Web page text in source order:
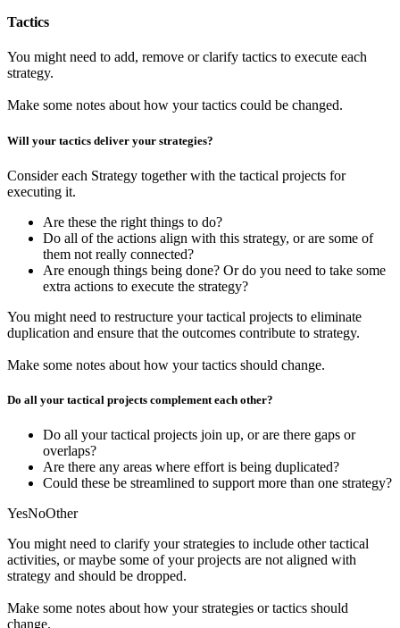
Tactics
You might need to add, remove or clarify tactics to execute each
strategy.
Make some notes about how your tactics could be changed.
Will your tactics deliver your strategies?
Consider each Strategy together with the tactical projects for
executing it.
Are these the right things to do?
Do all of the actions align with this strategy, or are some of
them not really connected?
Are enough things being done? Or do you need to take some
extra actions to execute the strategy?
You might need to restructure your tactical projects to eliminate
duplication and ensure that the outcomes contribute to strategy.
Make some notes about how your tactics should change.
Do all your tactical projects complement each other?
Do all your tactical projects join up, or are there gaps or
overlaps?
Are there any areas where effort is being duplicated?
Could these be streamlined to support more than one strategy?
YesNoOther
You might need to clarify your strategies to include other tactical
activities, or maybe some of your projects are not aligned with
strategy and should be dropped.
Make some notes about how your strategies or tactics should
change.